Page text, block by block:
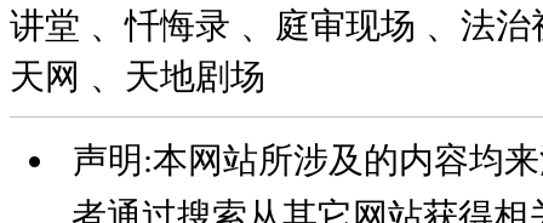
讲堂 、忏悔录 、庭审现场 、法
天网 、天地剧场
声明:本网站所涉及的内容均